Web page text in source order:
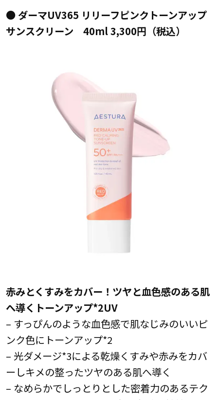
● ダーマUV365 リリーフピンクトーンアップ
サンスクリーン 40ml 3,300円（税込）
赤みとくすみをカバー！ツヤと血色感のある肌
へ導くトーンアップ*2UV
– すっぴんのような血色感で肌なじみのいいピ
ンク色にトーンアップ*2
– 光ダメージ*3による乾燥くすみや赤みをカバ
ーしキメの整ったツヤのある肌へ導く
– なめらかでしっとりとした密着力のあるテク